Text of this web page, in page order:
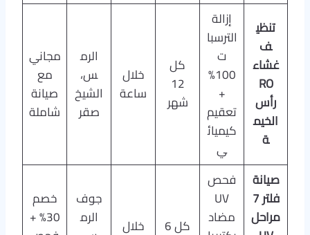
تنظي
ف
غشاء
RO
رأس
الخيم
ة
إزالة
الترسبا
ت
100%
+
تعقيم
كيميائ
ي
كل
12
شهر
خلال
ساعة
الرم
س،
الشيخ
صقر
مجاني
مع
صيانة
شاملة
صيانة
فلتر 7
مراحل
فحص
UV
مضاد
كل 6
خلال
جوف
الرم
خصم
30% +